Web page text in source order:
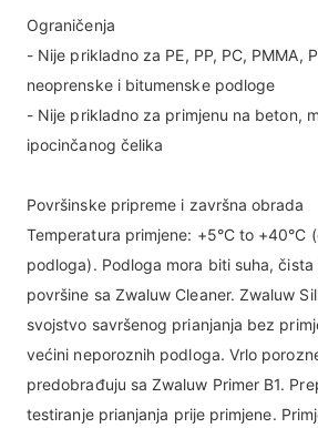
Ograničenja
- Nije prikladno za PE, PP, PC, PMMA,
neoprenske i bitumenske podloge
- Nije prikladno za primjenu na beton,
ipocinčanog čelika
Površinske pripreme i završna obrada
Temperatura primjene: +5°C to +40°C
podloga). Podloga mora biti suha,
površine sa Zwaluw Cleaner. Zwaluw
svojstvo savršenog prianjanja bez
većini neporoznih podloga. Vrlo
predobrađuju sa Zwaluw Primer B1.
testiranje prianjanja prije primjene.